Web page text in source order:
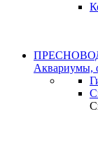
Аквариумы,